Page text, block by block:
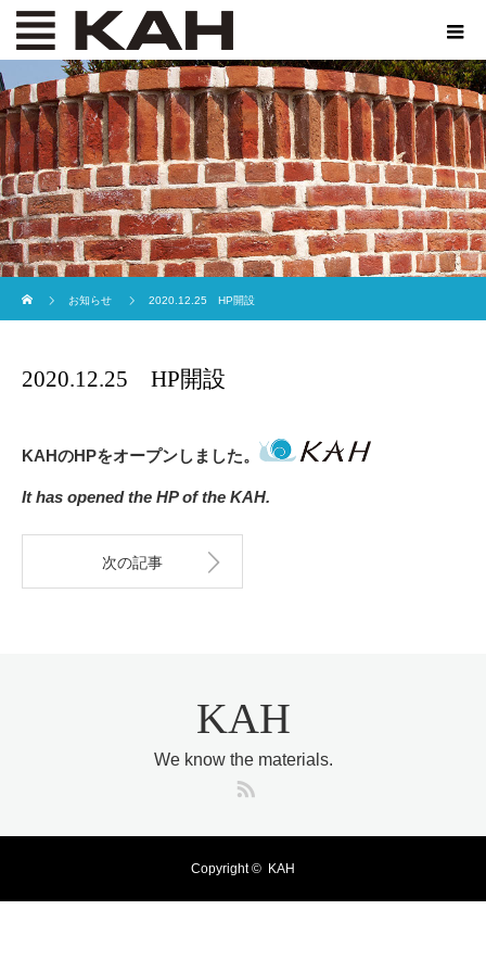
お知らせ
2020.12.25 HP開設
2020.12.25 HP開設
KAHのHPをオープンしました。
It has opened the HP of the KAH.
次の記事
KAH
We know the materials.
Copyright © KAH